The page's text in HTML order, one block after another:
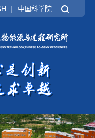
| 中国科学院